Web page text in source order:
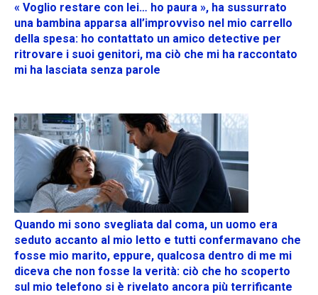
« Voglio restare con lei… ho paura », ha sussurrato
una bambina apparsa all’improvviso nel mio carrello
della spesa: ho contattato un amico detective per
ritrovare i suoi genitori, ma ciò che mi ha raccontato
mi ha lasciata senza parole
Quando mi sono svegliata dal coma, un uomo era
seduto accanto al mio letto e tutti confermavano che
fosse mio marito, eppure, qualcosa dentro di me mi
diceva che non fosse la verità: ciò che ho scoperto
sul mio telefono si è rivelato ancora più terrificante